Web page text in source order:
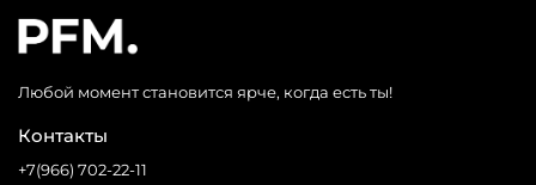
Любой момент становится ярче, когда есть ты!
Контакты
+7(966) 702-22-11